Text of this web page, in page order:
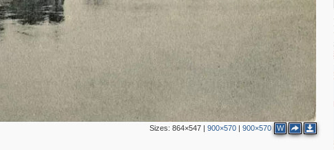
Sizes: 864×547| 900×570| 900×570 W